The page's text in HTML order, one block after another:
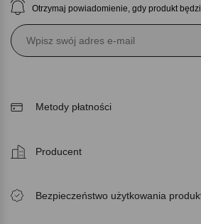
Otrzymaj powiadomienie, gdy produkt
Metody płatności
Producent
Bezpieczeństwo użytkowania